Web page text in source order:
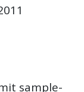
sample-